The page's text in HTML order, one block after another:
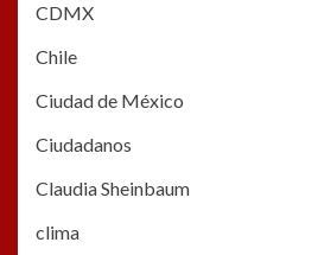
CDMX
Chile
Ciudad de México
Ciudadanos
Claudia Sheinbaum
clima